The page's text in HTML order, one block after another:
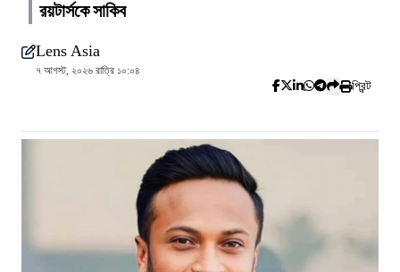
রয়টার্সকে সাকিব
Lens Asia
৭ আগস্ট, ২০২৬ রাত্রি ১০:০৪
প্রিন্ট